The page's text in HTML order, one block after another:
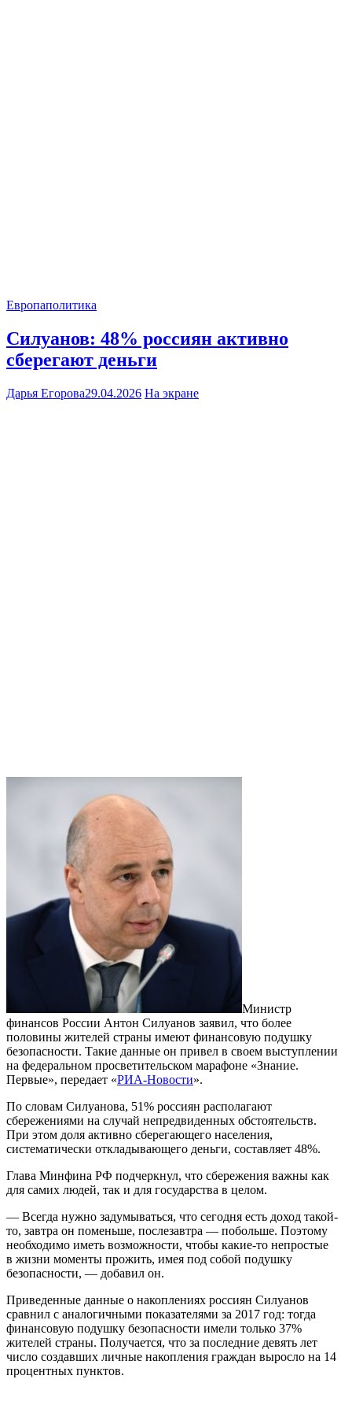
Европаполитика
Силуанов: 48% россиян активно
сберегают деньги
Дарья Егорова29.04.2026 На экране
Министр
финансов России Антон Силуанов заявил, что более
половины жителей страны имеют финансовую подушку
безопасности. Такие данные он привел в своем выступлении
на федеральном просветительском марафоне «Знание.
Первые», передает «РИА-Новости».
По словам Силуанова, 51% россиян располагают
сбережениями на случай непредвиденных обстоятельств.
При этом доля активно сберегающего населения,
систематически откладывающего деньги, составляет 48%.
Глава Минфина РФ подчеркнул, что сбережения важны как
для самих людей, так и для государства в целом.
— Всегда нужно задумываться, что сегодня есть доход такой-
то, завтра он поменьше, послезавтра — побольше. Поэтому
необходимо иметь возможности, чтобы какие-то непростые
в жизни моменты прожить, имея под собой подушку
безопасности, — добавил он.
Приведенные данные о накоплениях россиян Силуанов
сравнил с аналогичными показателями за 2017 год: тогда
финансовую подушку безопасности имели только 37%
жителей страны. Получается, что за последние девять лет
число создавших личные накопления граждан выросло на 14
процентных пунктов.